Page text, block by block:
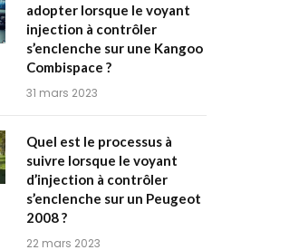
adopter lorsque le voyant
injection à contrôler
s’enclenche sur une Kangoo
Combispace ?
31 mars 2023
Quel est le processus à
suivre lorsque le voyant
d’injection à contrôler
s’enclenche sur un Peugeot
2008 ?
22 mars 2023